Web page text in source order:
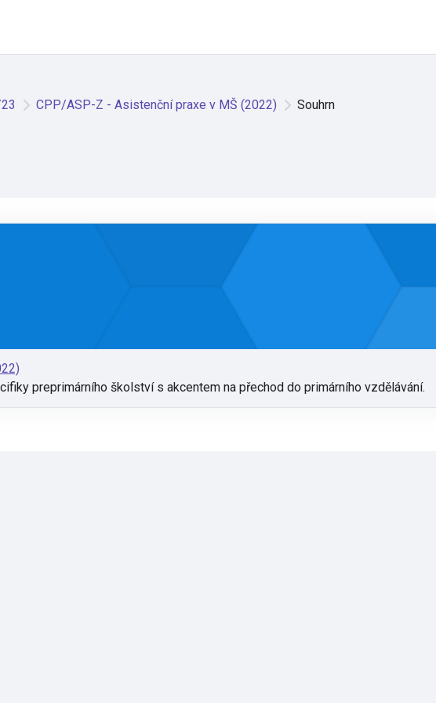
CPP/ASP-Z - Asistenční praxe v MŠ (2022) Souhrn
preprimárního školství s akcentem na přechod do primárního vzdělávání.